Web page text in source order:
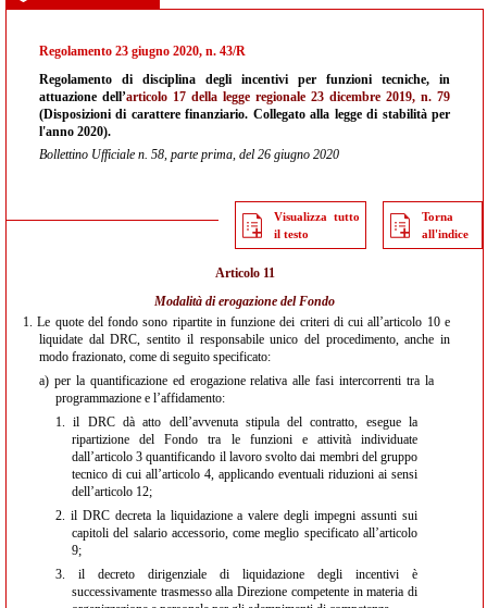
Regolamento 23 giugno 2020, n. 43/R
Regolamento di disciplina degli incentivi per funzioni tecniche, in
attuazione dell’articolo 17 della legge regionale 23 dicembre 2019, n. 79
(Disposizioni di carattere finanziario. Collegato alla legge di stabilità per
l'anno 2020).
Bollettino Ufficiale n. 58, parte prima, del 26 giugno 2020
Visualizza tutto
il testo
Torna
all'indice
Articolo 11
Modalità di erogazione del Fondo
1. Le quote del fondo sono ripartite in funzione dei criteri di cui all’articolo 10 e
liquidate dal DRC, sentito il responsabile unico del procedimento, anche in
modo frazionato, come di seguito specificato:
a) per la quantificazione ed erogazione relativa alle fasi intercorrenti tra la
programmazione e l’affidamento:
1. il DRC dà atto dell’avvenuta stipula del contratto, esegue la
ripartizione del Fondo tra le funzioni e attività individuate
dall’articolo 3 quantificando il lavoro svolto dai membri del gruppo
tecnico di cui all’articolo 4, applicando eventuali riduzioni ai sensi
dell’articolo 12;
2. il DRC decreta la liquidazione a valere degli impegni assunti sui
capitoli del salario accessorio, come meglio specificato all’articolo
9;
3. il decreto dirigenziale di liquidazione degli incentivi è
successivamente trasmesso alla Direzione competente in materia di